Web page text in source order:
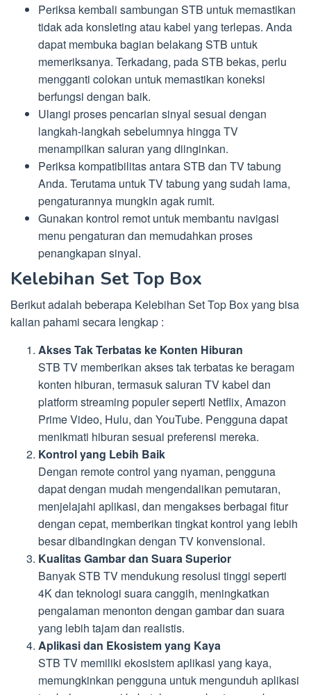
Periksa kembali sambungan STB untuk memastikan
tidak ada konsleting atau kabel yang terlepas. Anda
dapat membuka bagian belakang STB untuk
memeriksanya. Terkadang, pada STB bekas, perlu
mengganti colokan untuk memastikan koneksi
berfungsi dengan baik.
Ulangi proses pencarian sinyal sesuai dengan
langkah-langkah sebelumnya hingga TV
menampilkan saluran yang diinginkan.
Periksa kompatibilitas antara STB dan TV tabung
Anda. Terutama untuk TV tabung yang sudah lama,
pengaturannya mungkin agak rumit.
Gunakan kontrol remot untuk membantu navigasi
menu pengaturan dan memudahkan proses
penangkapan sinyal.
Kelebihan Set Top Box
Berikut adalah beberapa Kelebihan Set Top Box yang bisa
kalian pahami secara lengkap :
Akses Tak Terbatas ke Konten Hiburan
STB TV memberikan akses tak terbatas ke beragam
konten hiburan, termasuk saluran TV kabel dan
platform streaming populer seperti Netflix, Amazon
Prime Video, Hulu, dan YouTube. Pengguna dapat
menikmati hiburan sesuai preferensi mereka.
Kontrol yang Lebih Baik
Dengan remote control yang nyaman, pengguna
dapat dengan mudah mengendalikan pemutaran,
menjelajahi aplikasi, dan mengakses berbagai fitur
dengan cepat, memberikan tingkat kontrol yang lebih
besar dibandingkan dengan TV konvensional.
Kualitas Gambar dan Suara Superior
Banyak STB TV mendukung resolusi tinggi seperti
4K dan teknologi suara canggih, meningkatkan
pengalaman menonton dengan gambar dan suara
yang lebih tajam dan realistis.
Aplikasi dan Ekosistem yang Kaya
STB TV memiliki ekosistem aplikasi yang kaya,
memungkinkan pengguna untuk mengunduh aplikasi